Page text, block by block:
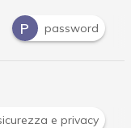
P password
news in tempo